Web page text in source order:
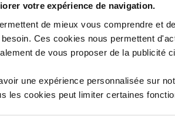
votre expérience de navigation.
de mieux vous comprendre et
Ces cookies nous permettent
de vous proposer de la publicité
une expérience personnalisée sur
les cookies peut limiter certaines
A2P ?
. Inutile d’avoir la meilleure
protection, il faut que tous les
un bloc porte qui résiste à
la porte, la serrure elle-même…